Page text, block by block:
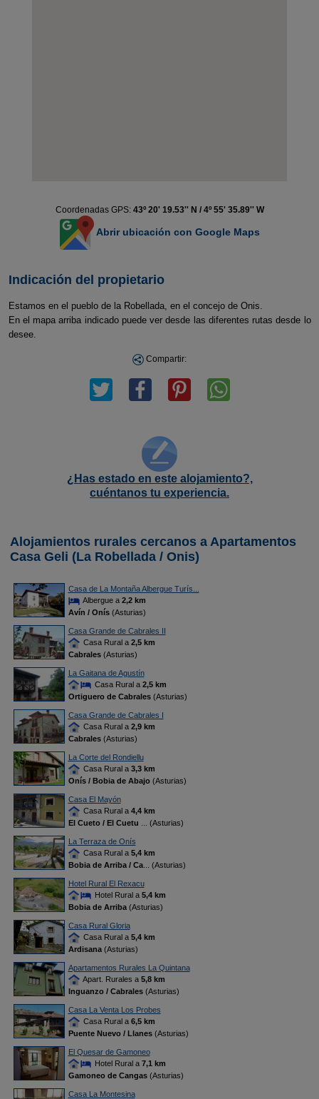
Coordenadas GPS: 43º 20' 19.53'' N / 4º 55' 35.89'' W
Abrir ubicación con Google Maps
Indicación del propietario
Estamos en el pueblo de la Robellada, en el concejo de Onis.
En el mapa arriba indicado puede ver desde las diferentes rutas desde lo
desee.
Compartir:
¿Has estado en este alojamiento?,
cuéntanos tu experiencia.
Alojamientos rurales cercanos a Apartamentos
Casa Geli (La Robellada / Onis)
Casa de La Montaña Albergue Turís...
Albergue a 2,2 km
Avín / Onís(Asturias)
Casa Grande de Cabrales II
Casa Rural a 2,5 km
Cabrales(Asturias)
La Gaitana de Agustín
Casa Rural a 2,5 km
Ortiguero de Cabrales(Asturias)
Casa Grande de Cabrales I
Casa Rural a 2,9 km
Cabrales(Asturias)
La Corte del Rondiellu
Casa Rural a 3,3 km
Onís / Bobia de Abajo(Asturias)
Casa El Mayón
Casa Rural a 4,4 km
El Cueto / El Cuetu
... (Asturias)
La Terraza de Onís
Casa Rural a 5,4 km
Bobia de Arriba / Ca... (Asturias)
Hotel Rural El Rexacu
Hotel Rural a 5,4 km
Bobia de Arriba(Asturias)
Casa Rural Gloria
Casa Rural a 5,4 km
Ardisana(Asturias)
Apartamentos Rurales La Quintana
Apart. Rurales a 5,8 km
Inguanzo / Cabrales(Asturias)
Casa La Venta Los Probes
Casa Rural a 6,5 km
Puente Nuevo / Llanes(Asturias)
El Quesar de Gamoneo
Hotel Rural a 7,1 km
Gamoneo de Cangas(Asturias)
Casa La Montesina